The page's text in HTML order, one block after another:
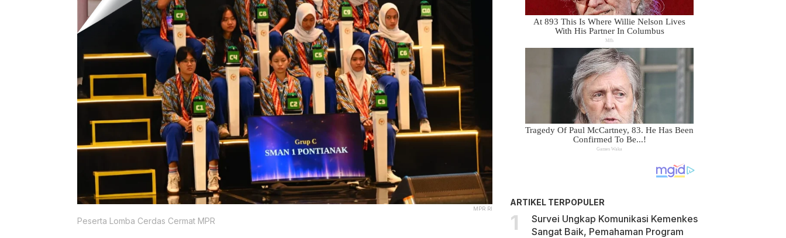
MPR RI
Peserta Lomba Cerdas Cermat MPR
ARTIKEL TERPOPULER
Survei Ungkap Komunikasi Kemenkes
Sangat Baik, Pemahaman Program